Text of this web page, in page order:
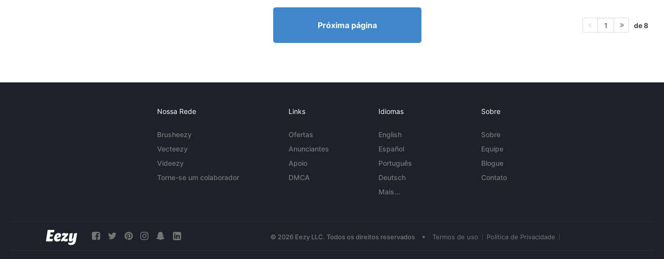
Próxima página 1 de 8
Nossa Rede
Brusheezy
Vecteezy
Videezy
Torne-se um colaborador
Links
Ofertas
Anunciantes
Apoio
DMCA
Idiomas
English
Español
Português
Deutsch
Mais...
Sobre
Sobre
Equipe
Blogue
Contato
© 2026 Eezy LLC. Todos os direitos reservados • Termos de uso Política de Privacidade